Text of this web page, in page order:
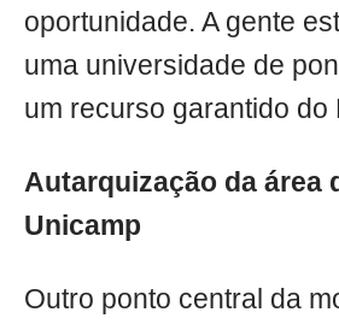
oportunidade. A gente
uma universidade de
um recurso garantido do
Autarquização da área
Unicamp
Outro ponto central da